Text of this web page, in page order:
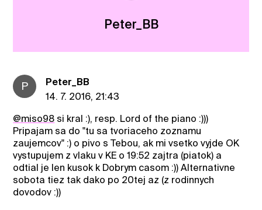
Peter_BB
P
Peter_BB
14. 7. 2016, 21:43
@miso98 si kral :), resp. Lord of the piano :)))
Pripajam sa do "tu sa tvoriaceho zoznamu
zaujemcov" :) o pivo s Tebou, ak mi vsetko vyjde OK
vystupujem z vlaku v KE o 19:52 zajtra (piatok) a
odtial je len kusok k Dobrym casom :)) Alternativne
sobota tiez tak dako po 20tej az (z rodinnych
dovodov :))